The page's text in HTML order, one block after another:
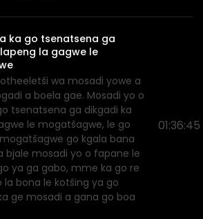
ka go tsenatsena ga
la gagwe le
wa mosadi yowe a
a boela gae. Mosadi yo o
tsenatsena ga dikgadi ka
le mogatšagwe, le go
go kgala bana
bjale mosadi yo o fapane le
ya ga gabo, mme ka go re
la bona le kotšing ya go
ge mosadi a gana go boa
01:36:45